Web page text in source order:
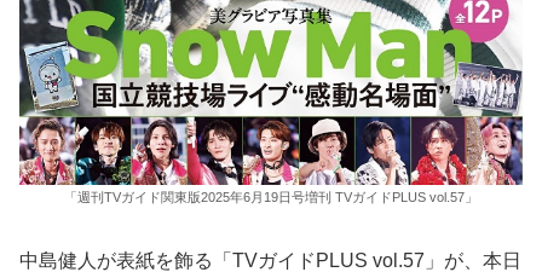
「週刊TVガイド関東版2025年6月19日号増刊 TVガイドPLUS vol.57」
中島健人が表紙を飾る「TVガイドPLUS vol.57」が、本日